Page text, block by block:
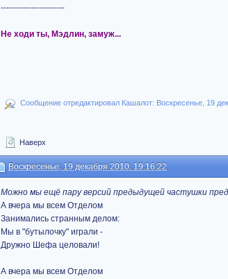
-----------------------
Не ходи ты, Мэдлин, замуж...
Сообщение отредактировал Кашалот: Воскресенье, 19
Наверх
Воскресенье, 19 декабря 2010, 19:16:22
Можно мы ещё пару версий предыдущей частушки
А вчера мы всем Отделом
Занимались странным делом:
Мы в "бутылочку" играли -
Дружно Шефа целовали!
А вчера мы всем Отделом